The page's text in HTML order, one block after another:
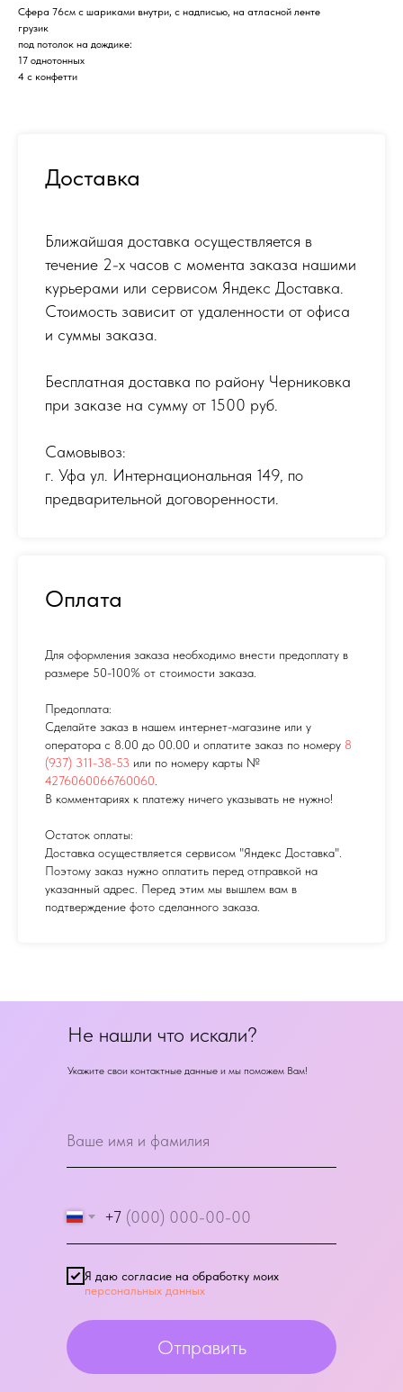
Сфера 76см с шариками внутри, с надписью, на атласной ленте
грузик
под потолок на дождике:
17 однотонных
4 с конфетти
Доставка
Ближайшая доставка осуществляется в
течение 2-х часов с момента заказа нашими
курьерами или сервисом Яндекс Доставка.
Стоимость зависит от удаленности от офиса
и суммы заказа.
Бесплатная доставка по району Черниковка
при заказе на сумму от 1500 руб.
Самовывоз:
г. Уфа ул. Интернациональная 149, по
предварительной договоренности.
Оплата
Для оформления заказа необходимо внести предоплату в
размере 50-100% от стоимости заказа.
Предоплата:
Сделайте заказ в нашем интернет-магазине или у
оператора с 8.00 до 00.00 и оплатите заказ по номеру 8
(937) 311-38-53 или по номеру карты №
4276060066760060
В комментариях к платежу ничего указывать не нужно!
Остаток оплаты:
Доставка осуществляется сервисом "Яндекс Доставка".
Поэтому заказ нужно оплатить перед отправкой на
указанный адрес. Перед этим мы вышлем вам в
подтверждение фото сделанного заказа.
+7
Я даю согласие на обработку моих
персональных данных
Отправить
Не нашли что искали?
Укажите свои контактные данные и мы поможем Вам!